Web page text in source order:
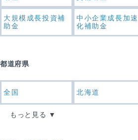
大規模成長投資補
助金
中小企業成長加速
化補助金
都道府県
全国 北海道
もっと見る